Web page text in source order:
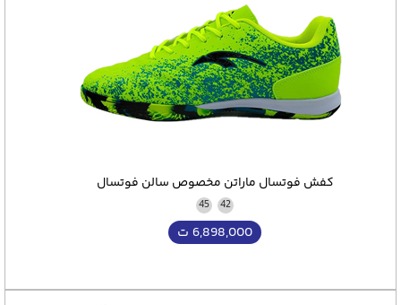
کفش فوتسال ماراتن مخصوص سالن فوتسال
42
45
6,898,000 ت